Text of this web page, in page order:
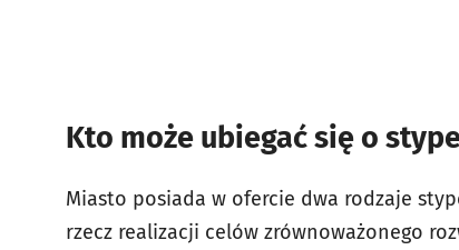
Kto może ubiegać się o
Miasto posiada w ofercie dwa rodzaje
rzecz realizacji celów zrównoważonego